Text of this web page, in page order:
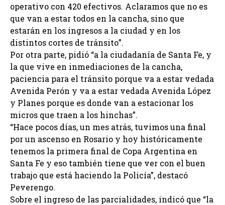
operativo con 420 efectivos. Aclaramos que no es
que van a estar todos en la cancha, sino que
estarán en los ingresos a la ciudad y en los
distintos cortes de tránsito”.
Por otra parte, pidió “a la ciudadanía de Santa Fe, y
la que vive en inmediaciones de la cancha,
paciencia para el tránsito porque va a estar vedada
Avenida Perón y va a estar vedada Avenida López
y Planes porque es donde van a estacionar los
micros que traen a los hinchas”.
“Hace pocos días, un mes atrás, tuvimos una final
por un ascenso en Rosario y hoy históricamente
tenemos la primera final de Copa Argentina en
Santa Fe y eso también tiene que ver con el buen
trabajo que está haciendo la Policía”, destacó
Peverengo.
Sobre el ingreso de las parcialidades, indicó que “la